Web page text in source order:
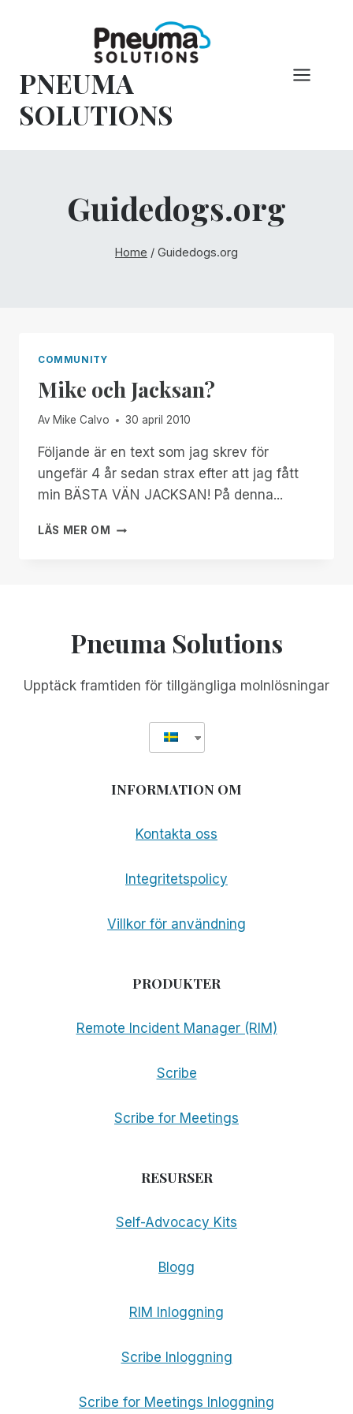
PNEUMA
SOLUTIONS
Guidedogs.org
Home / Guidedogs.org
COMMUNITY
Mike och Jacksan?
Av Mike Calvo 30 april 2010
Följande är en text som jag skrev för
ungefär 4 år sedan strax efter att jag fått
min BÄSTA VÄN JACKSAN! På denna...
LÄS MER OM
MIKE
Pneuma Solutions
Upptäck framtiden för tillgängliga molnlösningar
INFORMATION OM
Kontakta oss
Integritetspolicy
Villkor för användning
PRODUKTER
Remote Incident Manager (RIM)
Scribe
Scribe for Meetings
RESURSER
Self-Advocacy Kits
Blogg
RIM Inloggning
Scribe Inloggning
Scribe for Meetings Inloggning